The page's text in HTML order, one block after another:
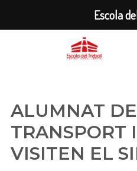
ALUMNAT DE
TRANSPORT
VISITEN EL
Escola